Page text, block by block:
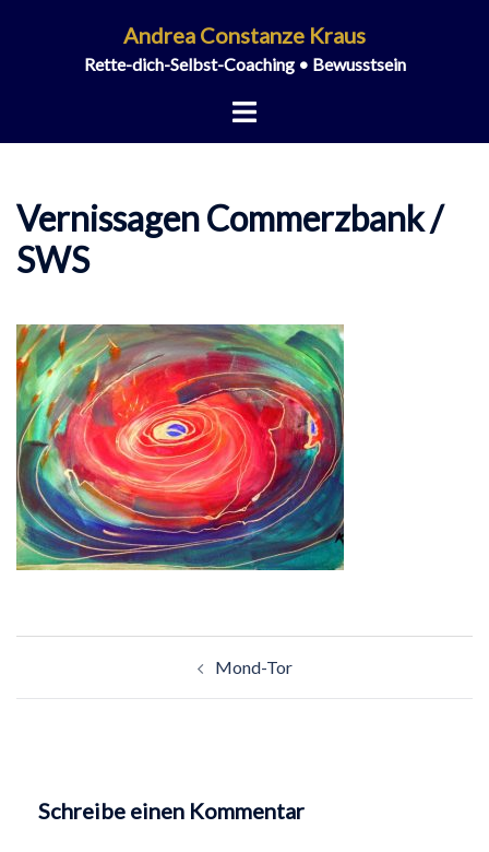
Andrea Constanze Kraus
Rette-dich-Selbst-Coaching • Bewusstsein
Menü
Vernissagen Commerzbank /
SWS
Mond-Tor
Schreibe einen Kommentar